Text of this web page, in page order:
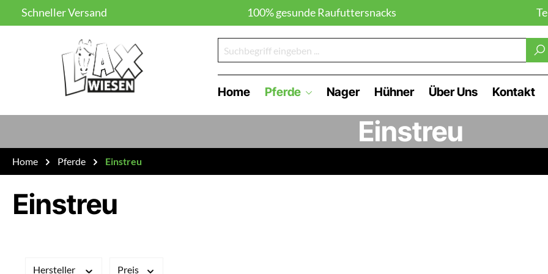
Hauptinhalt springen
Zur Suche springen
Schneller Versand 100% gesunde Raufuttersnacks
Home Pferde Nager Hühner Über Uns Kontakt
Einstreu
Home Pferde Einstreu
Einstreu
Hersteller Preis